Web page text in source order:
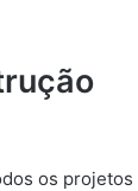
os projetos